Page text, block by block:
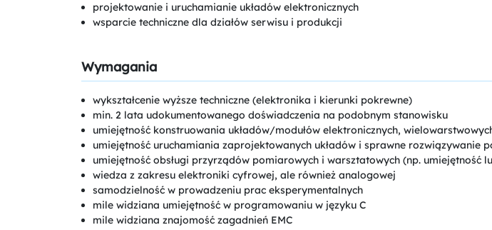
projektowanie i uruchamianie układów elektronicznych
wsparcie techniczne dla działów serwisu i produkcji
Wymagania
wykształcenie wyższe techniczne (elektronika i kierunki pokrewne)
min. 2 lata udokumentowanego doświadczenia na podobnym stanowisku
umiejętność konstruowania układów/modułów elektronicznych,
umiejętność uruchamiania zaprojektowanych układów i sprawne rozwiązywanie
umiejętność obsługi przyrządów pomiarowych i warsztatowych (np. umiejętność
wiedza z zakresu elektroniki cyfrowej, ale również analogowej
samodzielność w prowadzeniu prac eksperymentalnych
mile widziana umiejętność w programowaniu w języku C
mile widziana znajomość zagadnień EMC